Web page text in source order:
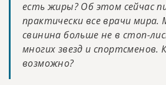
есть жиры? Об этом сейчас
практически все врачи мира.
свинина больше не в стоп-
многих звезд и спортсменов.
возможно?